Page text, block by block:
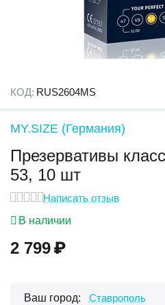
КОД: RUS2604MS
MY.SIZE (Германия)
Презервативы
53, 10 шт
Написать отзыв
В наличии
2 799₽
Ваш город: Ставрополь